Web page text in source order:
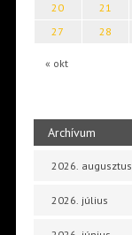
« okt
20
21
27
28
Archívum
2026. augusztus
2026. július